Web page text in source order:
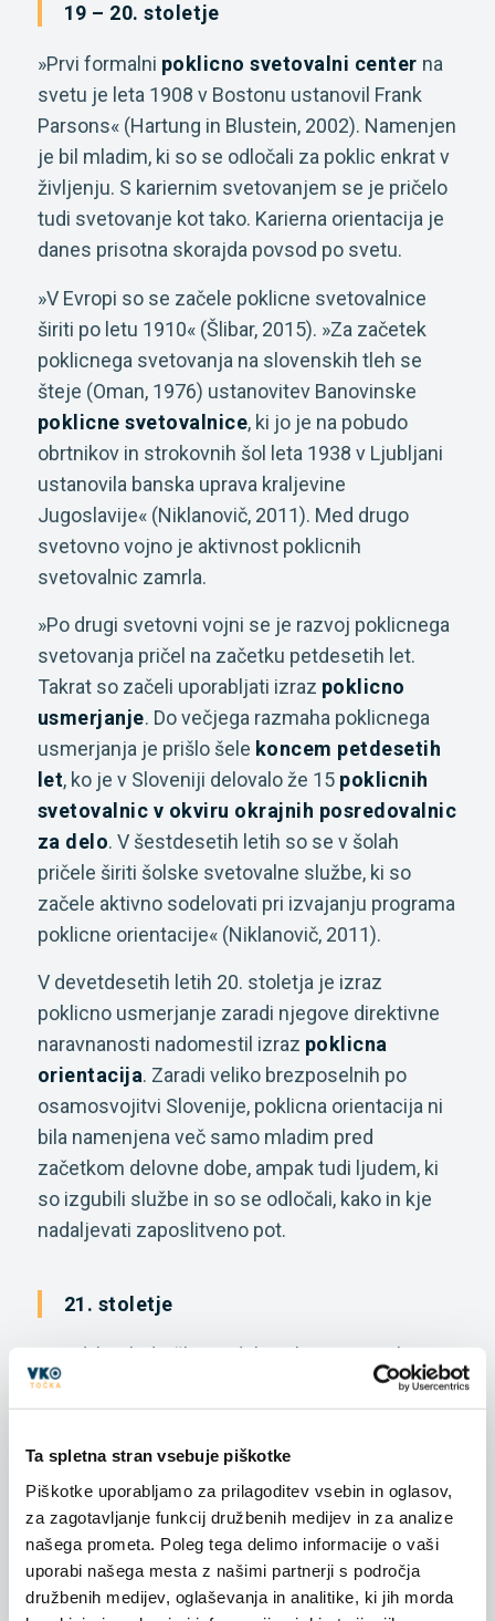
Ta spletna stran vsebuje piškotke
Piškotke uporabljamo za prilagoditev vsebin in oglasov,
za zagotavljanje funkcij družbenih medijev in za analize
našega prometa. Poleg tega delimo informacije o vaši
uporabi našega mesta z našimi partnerji s področja
družbenih medijev, oglaševanja in analitike, ki jih morda
19 – 20. stoletje
»Prvi formalni poklicno svetovalni center na
svetu je leta 1908 v Bostonu ustanovil Frank
Parsons« (Hartung in Blustein, 2002). Namenjen
je bil mladim, ki so se odločali za poklic enkrat v
življenju. S kariernim svetovanjem se je pričelo
tudi svetovanje kot tako. Karierna orientacija je
danes prisotna skorajda povsod po svetu.
»V Evropi so se začele poklicne svetovalnice
širiti po letu 1910« (Šlibar, 2015). »Za začetek
poklicnega svetovanja na slovenskih tleh se
šteje (Oman, 1976) ustanovitev Banovinske
poklicne svetovalnice, ki jo je na pobudo
obrtnikov in strokovnih šol leta 1938 v Ljubljani
ustanovila banska uprava kraljevine
Jugoslavije« (Niklanovič, 2011). Med drugo
svetovno vojno je aktivnost poklicnih
svetovalnic zamrla.
»Po drugi svetovni vojni se je razvoj poklicnega
svetovanja pričel na začetku petdesetih let.
Takrat so začeli uporabljati izraz poklicno
usmerjanje. Do večjega razmaha poklicnega
usmerjanja je prišlo šele koncem petdesetih
let, ko je v Sloveniji delovalo že 15 poklicnih
svetovalnic v okviru okrajnih posredovalnic
za delo. V šestdesetih letih so se v šolah
pričele širiti šolske svetovalne službe, ki so
začele aktivno sodelovati pri izvajanju programa
poklicne orientacije« (Niklanovič, 2011).
V devetdesetih letih 20. stoletja je izraz
poklicno usmerjanje zaradi njegove direktivne
naravnanosti nadomestil izraz poklicna
orientacija. Zaradi veliko brezposelnih po
osamosvojitvi Slovenije, poklicna orientacija ni
bila namenjena več samo mladim pred
začetkom delovne dobe, ampak tudi ljudem, ki
so izgubili službe in so se odločali, kako in kje
nadaljevati zaposlitveno pot.
21. stoletje
Zaradi hitrih družbeno delovnih sprememb se je
po letu 2000 uveljavilo poimenovanje
vseživljenjska karierna orientacija, »ki
posamezniku pomaga, da se usposobi za
poimenovanja ponazarja prehod od
tradicionalnega (statičnega) k sodobnemu
(dinamičnemu) pogledu na kariero« (Ažman idr,
2014). Karierno svetovanje je namenjeno vsem